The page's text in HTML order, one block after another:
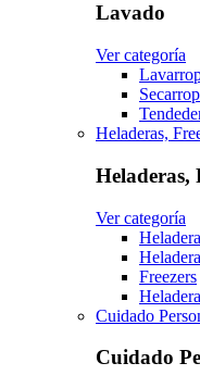
Lavado
Ver categoría
Heladeras,
Heladeras,
Ver categoría
Freezers
Cuidado
Cuidado